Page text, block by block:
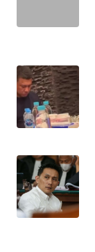
KEPRI
WN
PAPUA
WN
PAPUA
BARAT